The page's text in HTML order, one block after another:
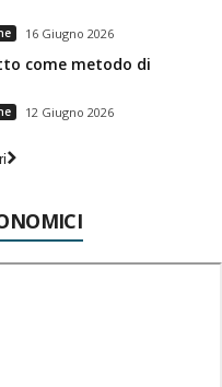
16 Giugno 2026
come metodo di
12 Giugno 2026